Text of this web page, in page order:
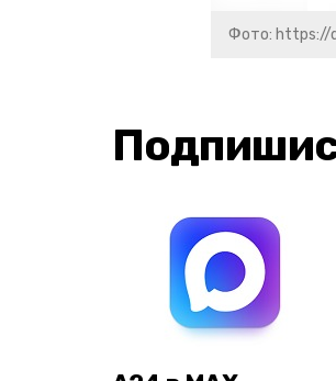
Фото: https://